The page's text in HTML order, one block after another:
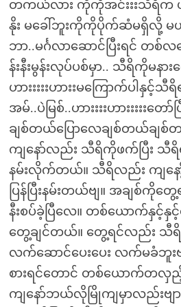
တကယ်လား ကိုကိုအင်းးးသီရိက
နိုး မခေါ်ဘူးကိုကိုပိုက်ဆံမရှိလို့ မ
ဘာ..မင်္ဂလာဆောင်ပြီးရင် တ
န်းနီးမွန်းလုပ်ပစ်မှာ.. သီရိကိုမနာ
ဟားးးးးဟားးမကြောက်ပါနှင့်
အမ်..ပဲမြစ်..ဟားးးးဟားးးးး
ချစ်တယ်ပြောလေချစ်တယ်ချ
ကျနော်လည်း သီရိကိုဖက်ပြီး သီရိ
နမ်းလိုက်တယ်။ သီရိလည်း ကျနေ
ပြန်ပြီးနမ်းတယ်ဗျ။ အချစ်ကိုတွေ့
နီးစပ်ခဲ့ပြီလေ။ တစ်ယောက်နှင့်
တွေ့ချင်တယ်။ တွေ့ရင်လည်း သီရိ
လက်ဆောင်ပေးပေး လက်မခံဘူး
စားရင်တောင် တစ်ယောက်တလှ
ကျနော်ဘယ်လိုမြိုကျမှာလည်းဗျ